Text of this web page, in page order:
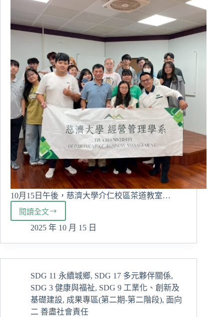
九
屆
全
國
悲
科
技
創
新
競
賽
10月15日午後，慈濟大學介仁校區茶道教室…
閱讀全文
經
管
清
茶
行
職
人
2025 年 10 月 15 日
SDG 11 永續城鄉, SDG 17 多元夥伴關係,
SDG 3 健康與福祉, SDG 9 工業化、創新及
基礎建設, 成果專區(第二期-第二階段), 面向
二 善盡社會責任